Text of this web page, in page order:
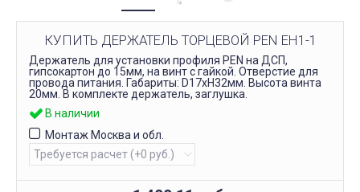
КУПИТЬ ДЕРЖАТЕЛЬ ТОРЦЕВОЙ PEN EH1-1
Держатель для установки профиля PEN на ДСП,
гипсокартон до 15мм, на винт с гайкой. Отверстие для
провода питания. Габариты: D17xH32мм. Высота винта
20мм. В комплекте держатель, заглушка.
В наличии
Монтаж Москва и обл.